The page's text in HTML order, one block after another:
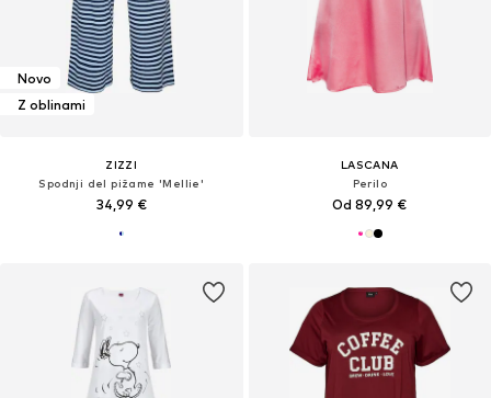
Novo
Z oblinami
ZIZZI
Spodnji del pižame 'Mellie'
34,99 €
LASCANA
Perilo
Od 89,99 €